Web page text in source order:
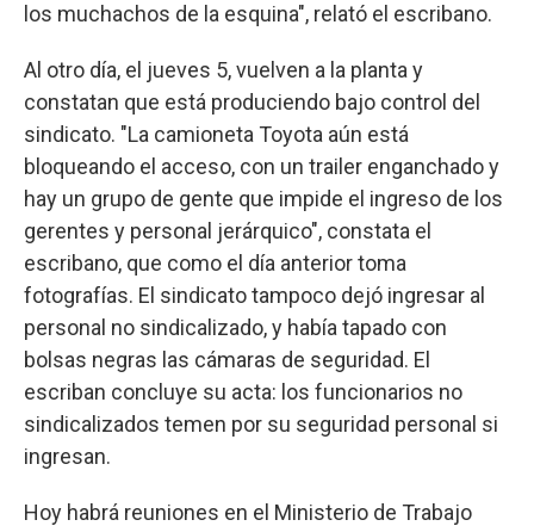
los muchachos de la esquina", relató el escribano.
Al otro día, el jueves 5, vuelven a la planta y
constatan que está produciendo bajo control del
sindicato. "La camioneta Toyota aún está
bloqueando el acceso, con un trailer enganchado y
hay un grupo de gente que impide el ingreso de los
gerentes y personal jerárquico", constata el
escribano, que como el día anterior toma
fotografías. El sindicato tampoco dejó ingresar al
personal no sindicalizado, y había tapado con
bolsas negras las cámaras de seguridad. El
escriban concluye su acta: los funcionarios no
sindicalizados temen por su seguridad personal si
ingresan.
Hoy habrá reuniones en el Ministerio de Trabajo